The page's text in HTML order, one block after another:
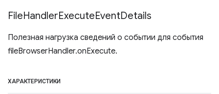
FileHandlerExecuteEventDetails
Полезная нагрузка сведений о событии для события
fileBrowserHandler.onExecute.
ХАРАКТЕРИСТИКИ